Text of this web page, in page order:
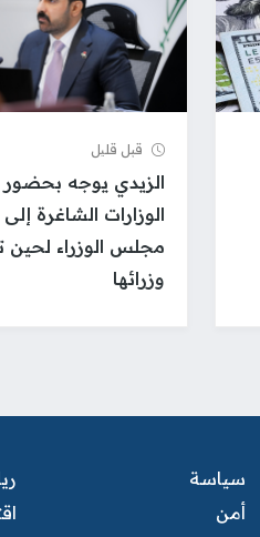
قبل قلیل
الزيدي يوجه بحضور
الوزارات الشاغرة
مجلس الوزراء لحين
وزرائها
سياسة
أمن